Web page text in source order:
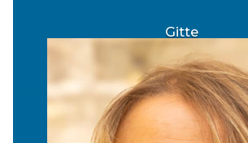
Gitte